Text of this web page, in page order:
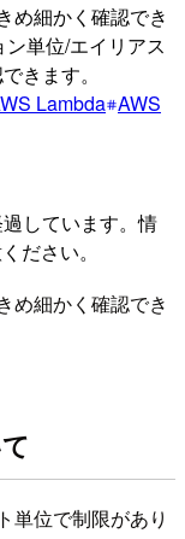
め細かく確認でき
単位/エイリアス
きます。
Lambda AWS
しています。情
ださい。
め細かく確認でき
単位で制限があり